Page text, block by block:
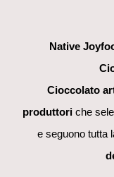
Native
Cioccolato
produttori che
e seguono tutta